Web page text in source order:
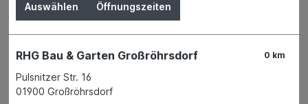
Bilderrahmen New Lifest.
Kst.stahl 18x24
WALTHER DESIGN GMBH & CO. KG
Auswählen Öffnungszeiten
0 km
RHG Bau & Garten Großröhrsdorf
Pulsnitzer Str. 16
01900 Großröhrsdorf